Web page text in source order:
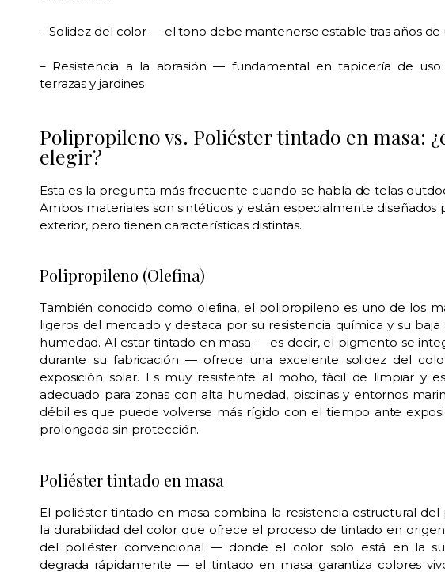
– Solidez del color — el tono debe mantenerse estable tras años de
– Resistencia a la abrasión — fundamental en tapicería de uso
terrazas y jardines
Polipropileno vs. Poliéster tintado en masa:
elegir?
Esta es la pregunta más frecuente cuando se habla de telas
Ambos materiales son sintéticos y están especialmente diseñados
exterior, pero tienen características distintas.
Polipropileno (Olefina)
También conocido como olefina, el polipropileno es uno de los
ligeros del mercado y destaca por su resistencia química y su baja
humedad. Al estar tintado en masa — es decir, el pigmento se
durante su fabricación — ofrece una excelente solidez del
exposición solar. Es muy resistente al moho, fácil de limpiar y
adecuado para zonas con alta humedad, piscinas y entornos
débil es que puede volverse más rígido con el tiempo ante
prolongada sin protección.
Poliéster tintado en masa
El poliéster tintado en masa combina la resistencia estructural del
la durabilidad del color que ofrece el proceso de tintado en
del poliéster convencional — donde el color solo está en la
degrada rápidamente — el tintado en masa garantiza colores